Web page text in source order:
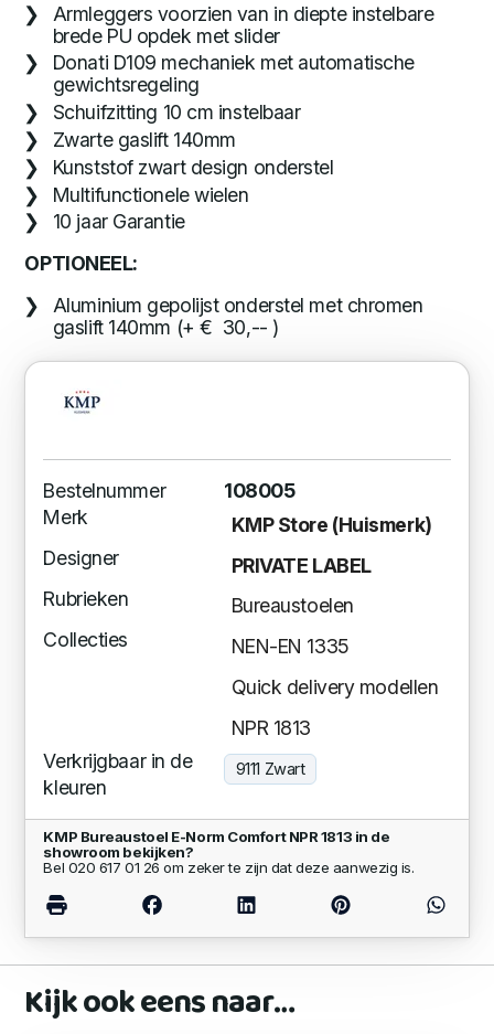
Armleggers voorzien van in diepte instelbare
brede PU opdek met slider
Donati D109 mechaniek met automatische
gewichtsregeling
Schuifzitting 10 cm instelbaar
Zwarte gaslift 140mm
Kunststof zwart design onderstel
Multifunctionele wielen
10 jaar Garantie
OPTIONEEL:
Aluminium gepolijst onderstel met chromen
gaslift 140mm (+ € 30,-- )
Bestelnummer
108005
Merk
KMP Store (Huismerk)
Designer
PRIVATE LABEL
Rubrieken
Bureaustoelen
Collecties
NEN-EN 1335
Quick delivery modellen
NPR 1813
Verkrijgbaar in de
kleuren
9111 Zwart
KMP Bureaustoel E-Norm Comfort NPR 1813 in de
showroom bekijken?
Bel 020 617 01 26 om zeker te zijn dat deze aanwezig is.
Kijk ook eens naar…